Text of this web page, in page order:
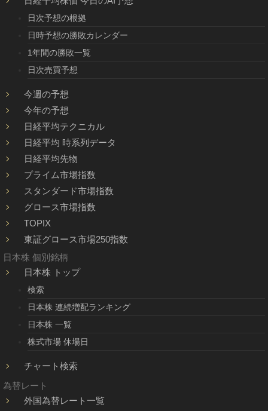
日次予想の根拠
日時予想の勝敗カレンダー
1年間の勝敗一覧
日次売買予想
今週の予想
今年の予想
日経平均テクニカル
日経平均 時系列データ
日経平均先物
プライム市場指数
スタンダード市場指数
グロース市場指数
TOPIX
東証グロース市場250指数
日本株 個別銘柄
日本株 トップ
検索
日本株 連続増配ランキング
日本株 一覧
株式市場 休場日
チャート検索
為替レート
外国為替レート一覧